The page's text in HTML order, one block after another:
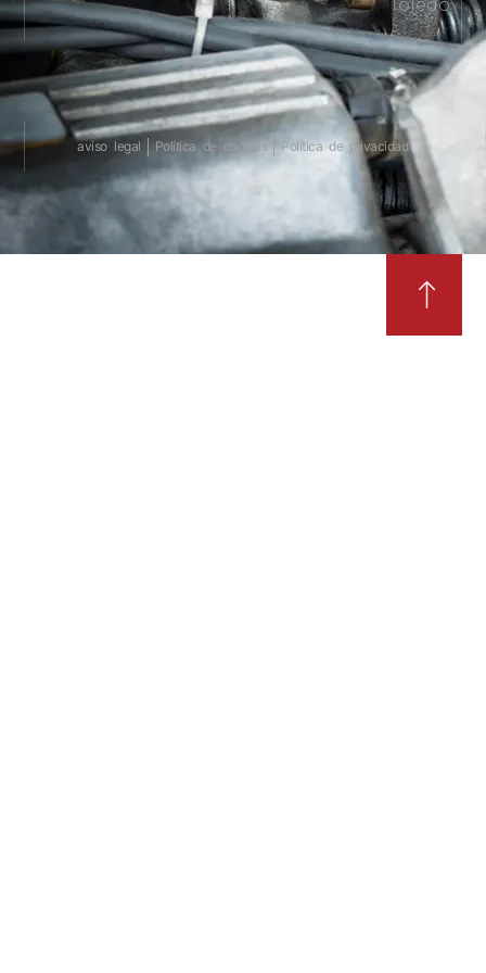
Toledo
aviso legal Política de cookies Política de privacidad